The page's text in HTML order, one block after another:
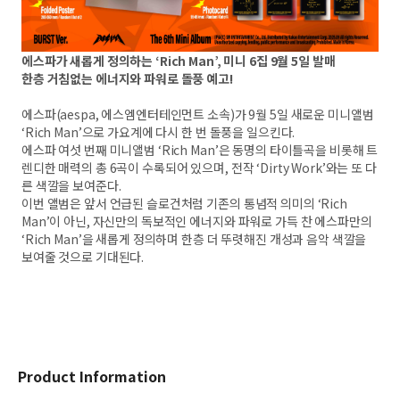
에스파가 새롭게 정의하는 ‘Rich Man’, 미니 6집 9월 5일 발매
한층 거침없는 에너지와 파워로 돌풍 예고!
에스파(aespa, 에스엠엔터테인먼트 소속)가 9월 5일 새로운 미니앨범
‘Rich Man’으로 가요계에 다시 한 번 돌풍을 일으킨다.
에스파 여섯 번째 미니앨범 ‘Rich Man’은 동명의 타이틀곡을 비롯해 트
렌디한 매력의 총 6곡이 수록되어 있으며, 전작 ‘Dirty Work’와는 또 다
른 색깔을 보여준다.
이번 앨범은 앞서 언급된 슬로건처럼 기존의 통념적 의미의 ‘Rich
Man’이 아닌, 자신만의 독보적인 에너지와 파워로 가득 찬 에스파만의
‘Rich Man’을 새롭게 정의하며 한층 더 뚜렷해진 개성과 음악 색깔을
보여줄 것으로 기대된다.
Product Information